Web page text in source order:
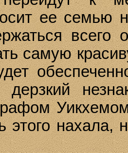
ее семью
всего
самую
дерзкий
этого